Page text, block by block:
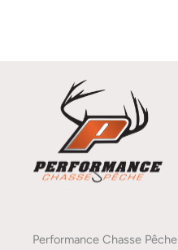
Performance Chasse